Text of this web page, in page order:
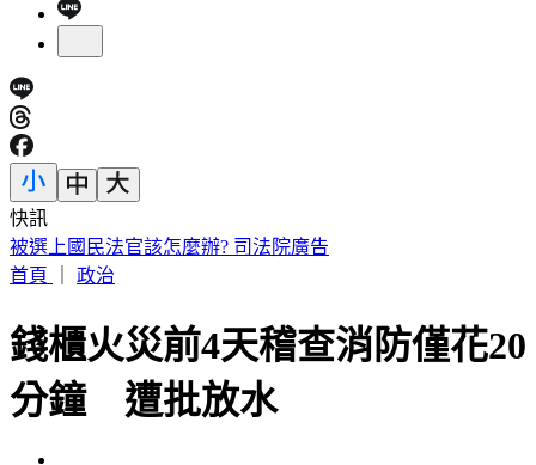
快訊
採購BNT疫苗遭詐逾10億 慈濟基金會發聲了
首頁
政治
錢櫃火災前4天稽查消防僅花20
分鐘 遭批放水